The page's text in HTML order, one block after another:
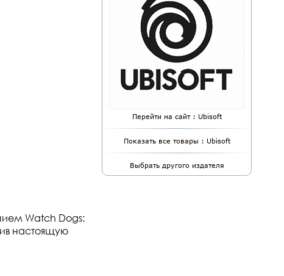
Watch Dogs:
настоящую
Перейти на сайт : Ubisoft
Показать все товары : Ubisoft
Выбрать другого издателя